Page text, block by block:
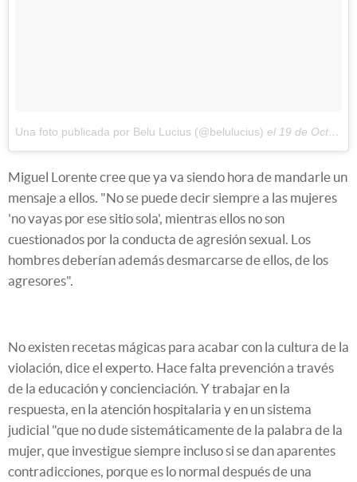
Una foto publicada por Belu Lucius (@belulucius) el 19 de Oct de 2016 a la(s) 8:27 PDT
Miguel Lorente cree que ya va siendo hora de mandarle un
mensaje a ellos. "No se puede decir siempre a las mujeres
'no vayas por ese sitio sola', mientras ellos no son
cuestionados por la conducta de agresión sexual. Los
hombres deberían además desmarcarse de ellos, de los
agresores".
No existen recetas mágicas para acabar con la cultura de la
violación, dice el experto. Hace falta prevención a través
de la educación y concienciación. Y trabajar en la
respuesta, en la atención hospitalaria y en un sistema
judicial "que no dude sistemáticamente de la palabra de la
mujer, que investigue siempre incluso si se dan aparentes
contradicciones, porque es lo normal después de una